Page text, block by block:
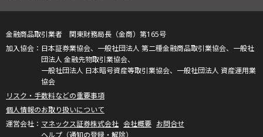
金融商品取引業者 関東財務局長（金商）第165号
日本証券業協会、一般社団法人 第二種金融商品取引業協会、一般社
団法人 金融先物取引業協会、
一般社団法人 日本暗号資産等取引業協会、一般社団法人 資産運用業
協会
リスク・手数料などの重要事項
個人情報のお取り扱いについて
マネックス証券株式会社 会社概要 お問合せ
ヘルプ（通知の登録・解除）